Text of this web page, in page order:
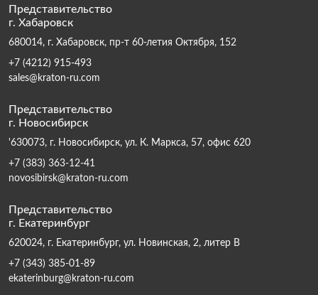
Представительство
г. Хабаровск
680014, г. Хабаровск, пр-т 60-летия Октября, 152
+7 (4212) 915-493
sales@kraton-ru.com
Представительство
г. Новосибирск
'630073, г. Новосибирск, ул. К. Маркса, 57, офис 620
+7 (383) 363-12-41
novosibirsk@kraton-ru.com
Представительство
г. Екатеринбург
620024, г. Екатеринбург, ул. Новинская, 2, литер В
+7 (343) 385-01-89
ekaterinburg@kraton-ru.com